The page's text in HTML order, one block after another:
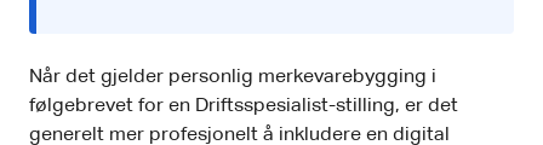
Når det gjelder personlig merkevarebygging i
følgebrevet for en Driftsspesialist-stilling, er det
generelt mer profesjonelt å inkludere en digital